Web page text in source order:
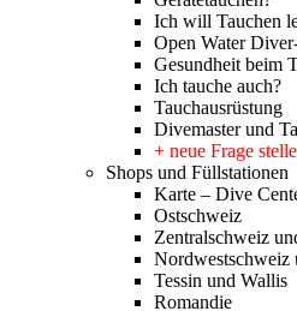
Ich will Tauchen
Open Water
Gesundheit beim
Ich tauche auch?
Tauchausrüstung
Divemaster und
+ neue Frage
Shops und Füllstationen
Karte – Dive
Ostschweiz
Zentralschweiz
Nordwestschweiz
Tessin und Wallis
Romandie